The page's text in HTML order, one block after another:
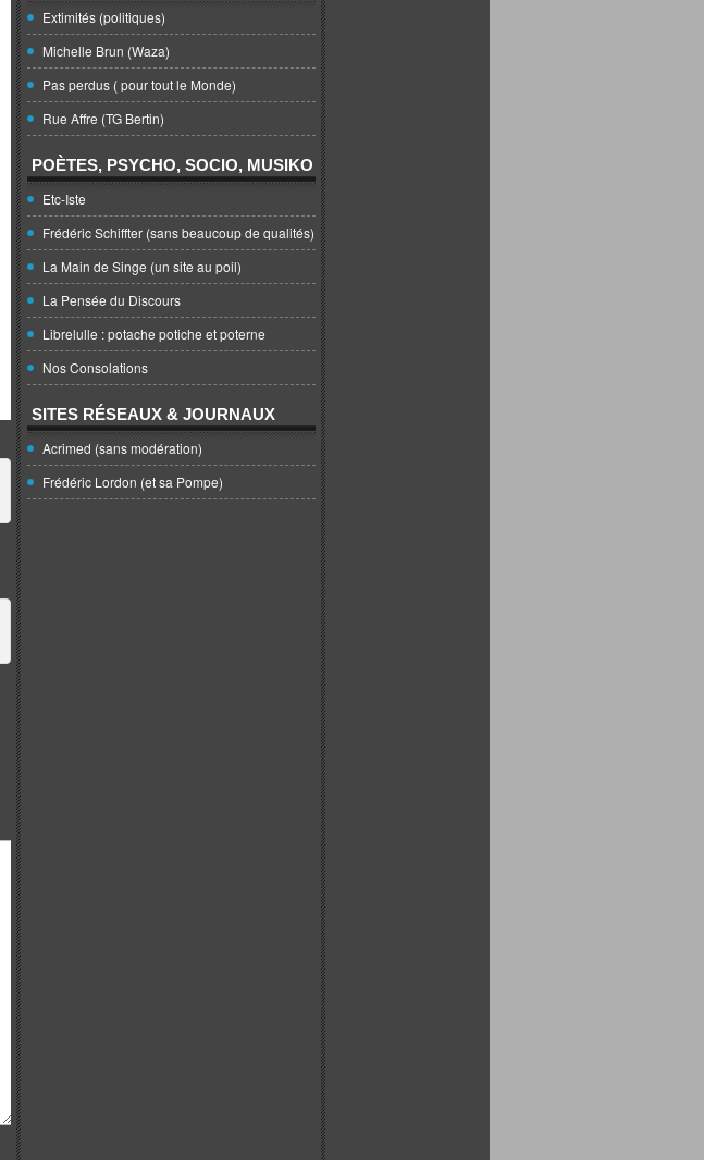
Extimités (politiques)
Michelle Brun (Waza)
Pas perdus ( pour tout le Monde)
Rue Affre (TG Bertin)
POÈTES, PSYCHO, SOCIO, MUSIKO
Etc-Iste
Frédéric Schiffter (sans beaucoup de qualités)
La Main de Singe (un site au poil)
La Pensée du Discours
Librelulle : potache potiche et poterne
Nos Consolations
SITES RÉSEAUX & JOURNAUX
Acrimed (sans modération)
Frédéric Lordon (et sa Pompe)